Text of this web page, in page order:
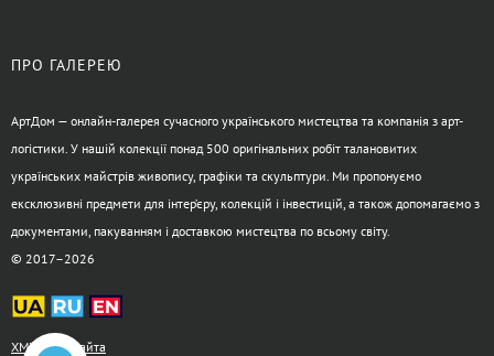
ПРО ГАЛЕРЕЮ
АртДом — онлайн-галерея сучасного українського мистецтва та компанія з арт-
логістики. У нашій колекції понад 500 оригінальних робіт талановитих
українських майстрів живопису, графіки та скульптури. Ми пропонуємо
ексклюзивні предмети для інтер’єру, колекцій і інвестицій, а також допомагаємо з
документами, пакуванням і доставкою мистецтва по всьому світу.
© 2017–2026
XML-карта сайта